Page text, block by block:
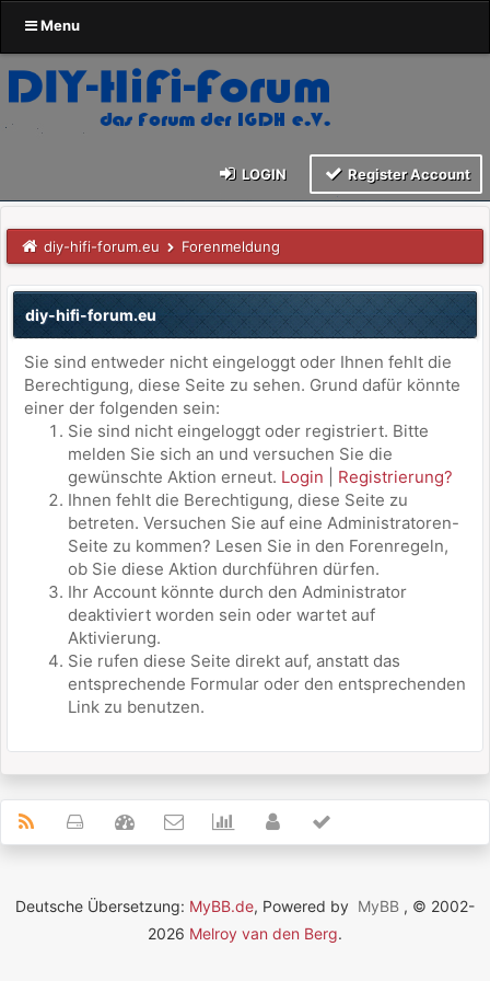
Menu
LOGIN Register Account
diy-hifi-forum.eu Forenmeldung
diy-hifi-forum.eu
Sie sind entweder nicht eingeloggt oder Ihnen fehlt die
Berechtigung, diese Seite zu sehen. Grund dafür könnte
einer der folgenden sein:
Sie sind nicht eingeloggt oder registriert. Bitte
melden Sie sich an und versuchen Sie die
gewünschte Aktion erneut. Login
Registrierung?
Ihnen fehlt die Berechtigung, diese Seite zu
betreten. Versuchen Sie auf eine Administratoren-
Seite zu kommen? Lesen Sie in den Forenregeln,
ob Sie diese Aktion durchführen dürfen.
Ihr Account könnte durch den Administrator
deaktiviert worden sein oder wartet auf
Aktivierung.
Sie rufen diese Seite direkt auf, anstatt das
entsprechende Formular oder den entsprechenden
Link zu benutzen.
Deutsche Übersetzung: MyBB.de, Powered by MyBB , © 2002-
2026 Melroy van den Berg.